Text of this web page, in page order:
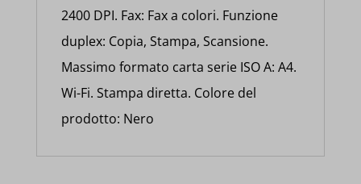
2400 DPI. Fax: Fax a colori. Funzione
duplex: Copia, Stampa, Scansione.
Massimo formato carta serie ISO A: A4.
Wi-Fi. Stampa diretta. Colore del
prodotto: Nero